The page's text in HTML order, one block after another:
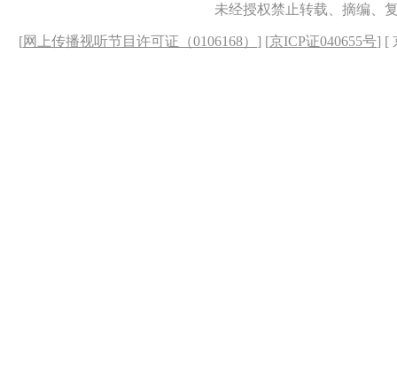
未经授权禁止转载、摘编、
[网上传播视听节目许可证（0106168） ] [京ICP证040655号] [